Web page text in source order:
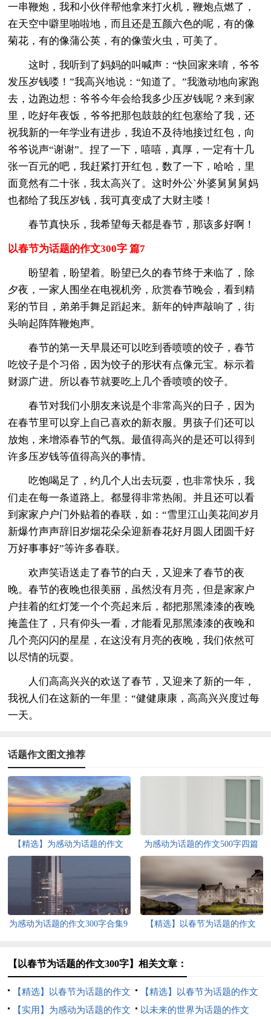
一串鞭炮，我和小伙伴帮他拿来打火机，鞭炮点燃了，
在天空中噼里啪啦地，而且还是五颜六色的呢，有的像
菊花，有的像蒲公英，有的像萤火虫，可美了。
这时，我听到了妈妈的叫喊声：“快回家来唷，爷爷
发压岁钱喽！”我高兴地说：“知道了。”我激动地向家跑
去，边跑边想：爷爷今年会给我多少压岁钱呢？来到家
里，吃好年夜饭，爷爷把那包鼓鼓的红包塞给了我，还
祝我新的一年学业有进步，我迫不及待地接过红包，向
爷爷说声“谢谢”。捏了一下，嘻嘻，真厚，一定有十几
张一百元的吧，我赶紧打开红包，数了一下，哈哈，里
面竟然有二十张，我太高兴了。这时外公`外婆舅舅舅妈
也都给了我压岁钱，我可真变成了大财主喽！
春节真快乐，我希望每天都是春节，那该多好啊！
以春节为话题的作文300字 篇7
盼望着，盼望着。盼望已久的春节终于来临了，除
夕夜，一家人围坐在电视机旁，欣赏春节晚会，看到精
彩的节目，弟弟手舞足蹈起来。新年的钟声敲响了，街
头响起阵阵鞭炮声。
春节的第一天早晨还可以吃到香喷喷的饺子，春节
吃饺子是个习俗，因为饺子的形状有点像元宝。标示着
财源广进。所以春节就要吃上几个香喷喷的饺子。
春节对我们小朋友来说是个非常高兴的日子，因为
在春节里可以穿上自己喜欢的新衣服。男孩子们还可以
放炮，来增添春节的气氛。最值得高兴的是还可以得到
许多压岁钱等值得高兴的事情。
吃饱喝足了，约几个人出去玩耍，也非常快乐，我
们走在每一条道路上。都显得非常热闹。并且还可以看
到家家户户门外贴着的春联，如：“雪里江山美花间岁月
新爆竹声声辞旧岁烟花朵朵迎新春花好月圆人团圆千好
万好事事好”等许多春联。
欢声笑语送走了春节的白天，又迎来了春节的夜
晚。春节的夜晚也很美丽，虽然没有月亮，但是家家户
户挂着的红灯笼一个个亮起来后，都把那黑漆漆的夜晚
掩盖住了，只有仰头一看，才能看见那黑漆漆的夜晚和
几个亮闪闪的星星，在这没有月亮的夜晚，我们依然可
以尽情的玩耍。
人们高高兴兴的欢送了春节，又迎来了新的一年，
我祝人们在这新的一年里：“健健康康，高高兴兴度过每
一天。
话题作文图文推荐
【精选】为感动为话题的作文
300字3篇
为感动为话题的作文500字四篇
为感动为话题的作文300字合集9
【精选】以春节为话题的作文
【以春节为话题的作文300字】相关文章：
【精选】以春节为话题的作文
500字4篇
【精选】以春节为话题的作文
400字7篇
【实用】为感动为话题的作文 以未来的世界为话题的作文